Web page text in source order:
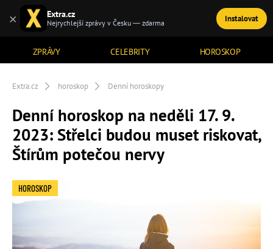
ZPRÁVY CELEBRITY HOROSKOP
TÉMATA
Extra.cz horoskop Denní horoskopy
Denní horoskop na neděli 17. 9.
2023: Střelci budou muset riskovat,
Štírům potečou nervy
HOROSKOP
× Extra.cz
Nejrychlejší zprávy v Česku — zdarma Instalovat